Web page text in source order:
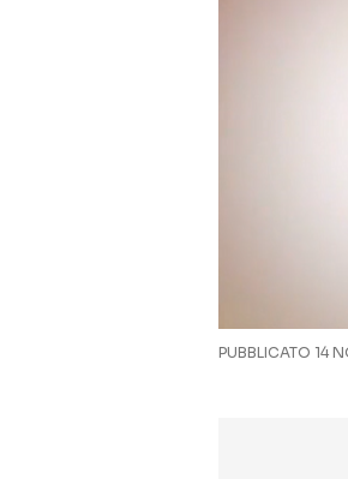
PUBBLICATO 14